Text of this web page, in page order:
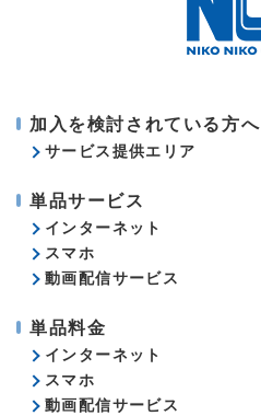
加入を検討されている方へ
サービス提供エリア
単品サービス
インターネット
スマホ
動画配信サービス
単品料金
インターネット
スマホ
動画配信サービス